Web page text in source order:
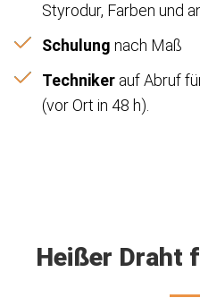
Styrodur, Farben und
Schulung nach Maß
Techniker auf Abruf
(vor Ort in 48 h).
Heißer Draht